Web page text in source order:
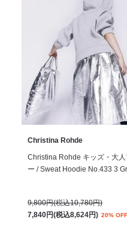
Christina Rohde
Christina Rohde キッズ・大人
ー / Sweat Hoodie No.433 3
9,800円(税込10,780円)
7,840円(税込8,624円) 20% OFF